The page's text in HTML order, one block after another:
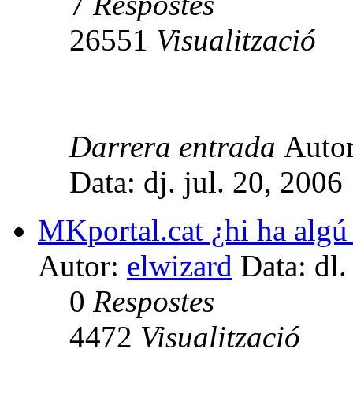
26551 Visualització
Darrera entrada
Data: dj. jul. 20, 2006
MKportal.cat ¿hi ha algú
Autor: elwizard Data:
0 Respostes
4472 Visualització